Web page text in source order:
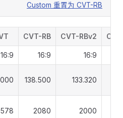
Custom 重置为 CVT-RB
CVT-RB CVT-RBv2
16:9 16:9 16:9
138.500 133.320
2080 2000